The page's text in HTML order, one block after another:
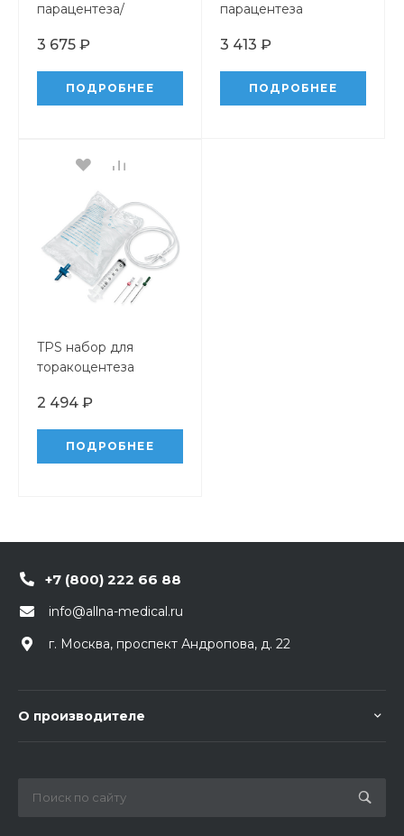
парацентеза/
3 675 ₽
ПОДРОБНЕЕ
парацентеза
3 413 ₽
ПОДРОБНЕЕ
TPS набор для
торакоцентеза
2 494 ₽
ПОДРОБНЕЕ
+7 (800) 222 66 88
info@allna-medical.ru
г. Москва, проспект Андропова, д. 22
О производителе